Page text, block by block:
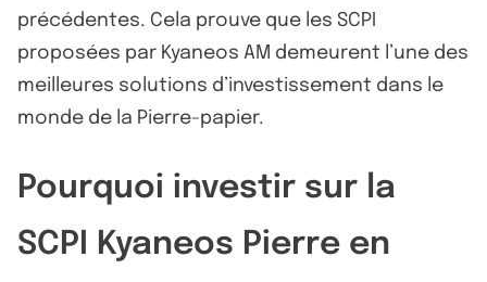
précédentes. Cela prouve que les SCPI
proposées par Kyaneos AM demeurent l’une des
meilleures solutions d’investissement dans le
monde de la Pierre-papier.
Pourquoi investir sur la
SCPI Kyaneos Pierre en